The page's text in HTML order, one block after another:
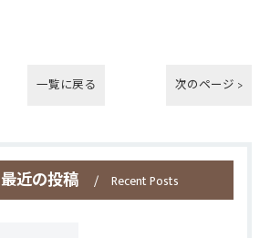
一覧に戻る 次のページ >
最近の投稿 Recent Posts